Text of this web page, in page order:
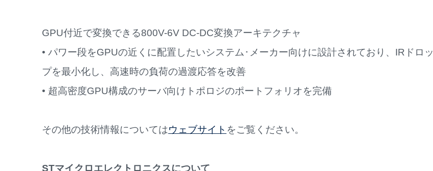
GPU付近で変換できる800V-6V DC-DC変換アーキテクチャ
• パワー段をGPUの近くに配置したいシステム･メーカー向けに設計されており、IRドロッ
プを最小化し、高速時の負荷の過渡応答を改善
• 超高密度GPU構成のサーバ向けトポロジのポートフォリオを完備
その他の技術情報についてはウェブサイト をご覧ください。
STマイクロエレクトロニクスについて